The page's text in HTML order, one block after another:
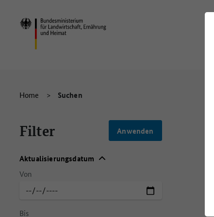
Home > Suchen
Filter
Aktualisierungsdatum
Von
Bis